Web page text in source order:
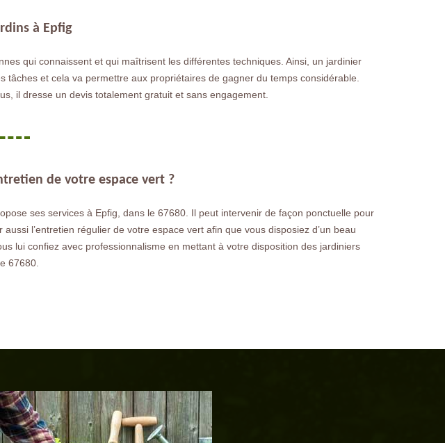
à Epfig
qui connaissent et qui maîtrisent les différentes techniques. Ainsi, un jardinier
et cela va permettre aux propriétaires de gagner du temps considérable.
il dresse un devis totalement gratuit et sans engagement.
de votre espace vert ?
ses services à Epfig, dans le 67680. Il peut intervenir de façon ponctuelle pour
l’entretien régulier de votre espace vert afin que vous disposiez d’un beau
lui confiez avec professionnalisme en mettant à votre disposition des jardiniers
67680.